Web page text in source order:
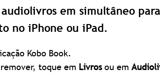
em simultâneo
no iPhone ou iPad.
Kobo Book.
toque em Livrosou em